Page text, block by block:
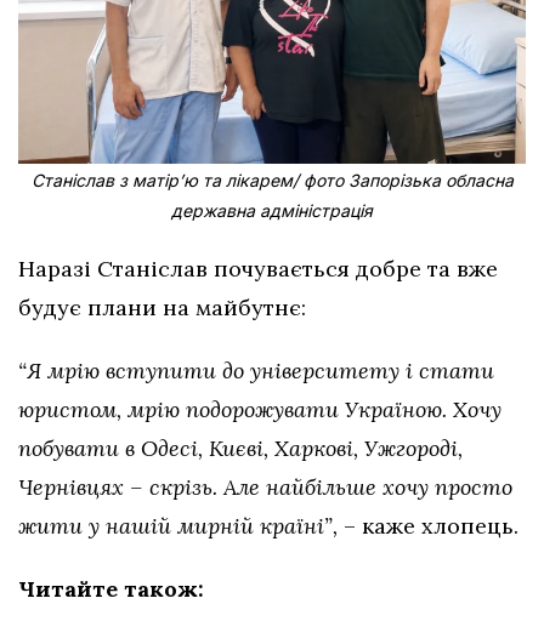
Станіслав з матірʼю та лікарем/ фото Запорізька обласна
державна адміністрація
Наразі Станіслав почувається добре та вже
будує плани на майбутнє:
“Я мрію вступити до університету і стати
юристом, мрію подорожувати Україною. Хочу
побувати в Одесі, Києві, Харкові, Ужгороді,
Чернівцях – скрізь. Але найбільше хочу просто
жити у нашій мирній країні”, – каже хлопець.
Читайте також: